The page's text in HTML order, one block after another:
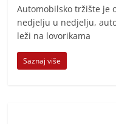
​Automobilsko tržište je
nedjelju u nedjelju,
leži na lovorikama
Saznaj više